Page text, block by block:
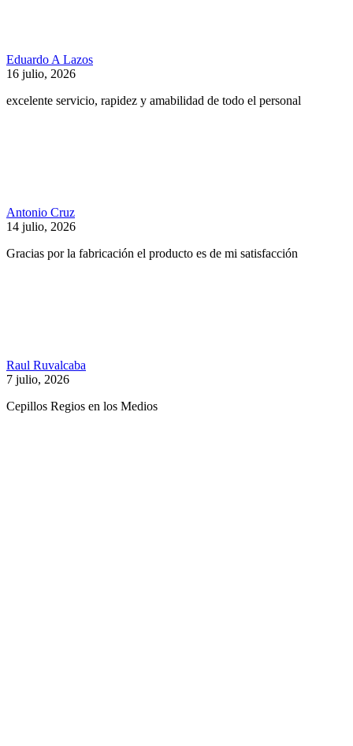
Eduardo A Lazos
16 julio, 2026
excelente servicio, rapidez y amabilidad de todo el personal
Antonio Cruz
14 julio, 2026
Gracias por la fabricación el producto es de mi satisfacción
Raul Ruvalcaba
7 julio, 2026
Cepillos Regios en los Medios